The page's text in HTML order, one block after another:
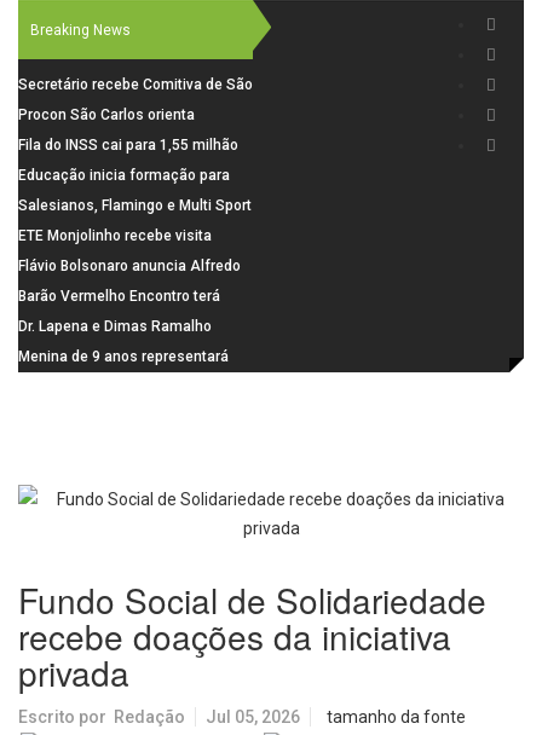
Breaking News
Secretário recebe Comitiva de São
Carlos para debater investimentos
em rodovias
Procon São Carlos orienta
consumidores sobre cuidados
nas compras para o Dia dos Pais
Fila do INSS cai para 1,55 milhão
em julho, com alta de 66,5% nos
pedidos negados em 2026
Educação inicia formação para
elaboração do novo Plano
Municipal
Salesianos, Flamingo e Multi Sport
vão representar São Carlos no
campeonato Estadual
ETE Monjolinho recebe visita
científica da FAPESP
Flávio Bolsonaro anuncia Alfredo
Gaspar, relator da comissão do
INSS, como vice
Barão Vermelho Encontro terá
data extra em Belo Horizonte
Dr. Lapena e Dimas Ramalho
fortalecem diálogo institucional
Menina de 9 anos representará
Fundo Social de Solidariedade
recebe doações da iniciativa
privada
Escrito por Redação Jul 05, 2026 tamanho da fonte